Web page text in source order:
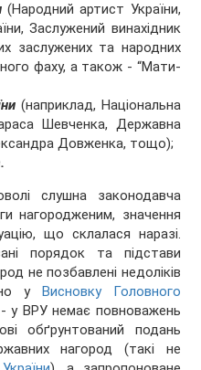
(Народний артист України,
Заслужений винахідник
заслужених та народних
фаху, а також - “Мати-
(наприклад, Національна
Шевченка, Державна
Довженка, тощо);
слушна законодавча
нагородженим, значення
що склалася наразі.
порядок та підстави
не позбавлені недоліків
у Висновку Головного
у ВРУ немає повноважень
обґрунтований подань
нагород (такі не